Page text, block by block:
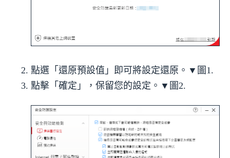
點選「還原預設值」即可將設定還原。▼ 圖1.
點擊「確定」，保留您的設定。▼ 圖2.